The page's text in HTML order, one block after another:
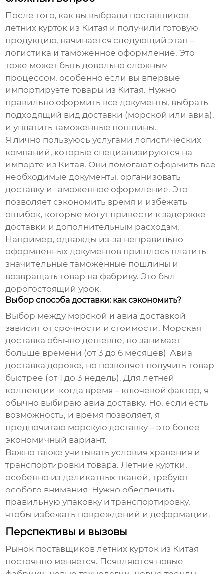
После того, как вы выбрали поставщиков
летних курток из Китая и получили готовую
продукцию, начинается следующий этап –
логистика и таможенное оформление. Это
тоже может быть довольно сложным
процессом, особенно если вы впервые
импортируете товары из Китая. Нужно
правильно оформить все документы, выбрать
подходящий вид доставки (морской или авиа),
и уплатить таможенные пошлины.
Я лично пользуюсь услугами логистических
компаний, которые специализируются на
импорте из Китая. Они помогают оформить все
необходимые документы, организовать
доставку и таможенное оформление. Это
позволяет сэкономить время и избежать
ошибок, которые могут привести к задержке
доставки и дополнительным расходам.
Например, однажды из-за неправильно
оформленных документов пришлось платить
значительные таможенные пошлины и
возвращать товар на фабрику. Это был
дорогостоящий урок.
Выбор способа доставки: как сэкономить?
Выбор между морской и авиа доставкой
зависит от срочности и стоимости. Морская
доставка обычно дешевле, но занимает
больше времени (от 3 до 6 месяцев). Авиа
доставка дороже, но позволяет получить товар
быстрее (от 1 до 3 недель). Для летней
коллекции, когда время – ключевой фактор, я
обычно выбираю авиа доставку. Но, если есть
возможность, и время позволяет, я
предпочитаю морскую доставку – это более
экономичный вариант.
Важно также учитывать условия хранения и
транспортировки товара. Летние куртки,
особенно из деликатных тканей, требуют
особого внимания. Нужно обеспечить
правильную упаковку и транспортировку,
чтобы избежать повреждений и деформации.
Перспективы и вызовы
Рынок поставщиков летних курток из Китая
постоянно меняется. Появляются новые